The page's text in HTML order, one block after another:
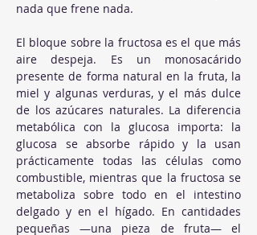
nada que frene nada.
El bloque sobre la fructosa es el que más
aire despeja. Es un monosacárido
presente de forma natural en la fruta, la
miel y algunas verduras, y el más dulce
de los azúcares naturales. La diferencia
metabólica con la glucosa importa: la
glucosa se absorbe rápido y la usan
prácticamente todas las células como
combustible, mientras que la fructosa se
metaboliza sobre todo en el intestino
delgado y en el hígado. En cantidades
pequeñas —una pieza de fruta— el